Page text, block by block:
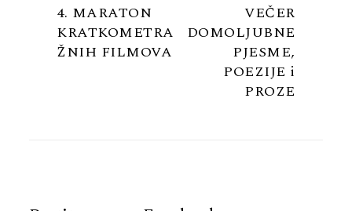
4. MARATON
KRATKOMETRA
ŽNIH FILMOVA
VEČER
DOMOLJUBNE
PJESME,
POEZIJE i
PROZE